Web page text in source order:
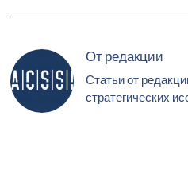
От редакции
Статьи от
стратегических